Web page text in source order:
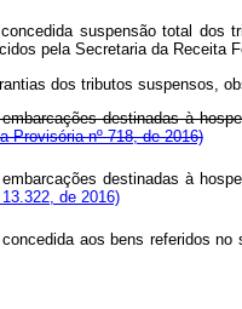
suspensão total dos
pela Secretaria da Receita
dos tributos suspensos,
destinadas à
Provisória nº 718, de 2016)
destinadas à
de 2016)
aos bens referidos